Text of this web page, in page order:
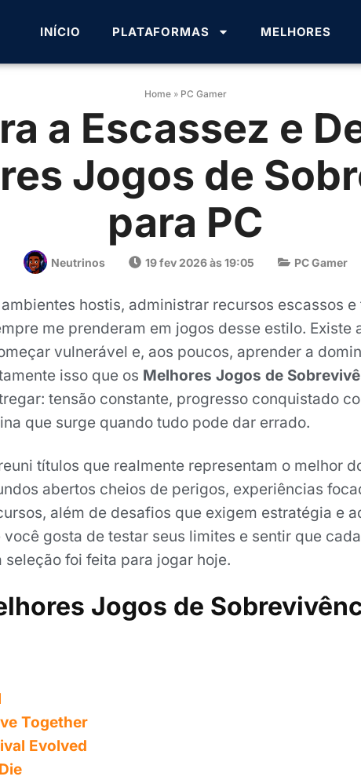
INÍCIO PLATAFORMAS MELHORES
Home» PC Gamer
a Escassez e
Jogos de
para PC
Neutrinos 19 fev 2026 às 19:05 PC Gamer
hostis, administrar recursos escassos
me prenderam em jogos desse estilo. Existe
vulnerável e, aos poucos, aprender a
isso que os Melhores Jogos de
tensão constante, progresso conquistado
que surge quando tudo pode dar errado.
títulos que realmente representam o melhor
abertos cheios de perigos, experiências
além de desafios que exigem estratégia e
você gosta de testar seus limites e sentir que
seleção foi feita para jogar hoje.
Jogos de
Together
Evolved